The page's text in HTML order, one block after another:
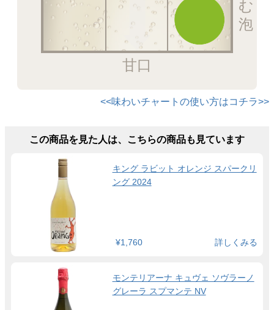
甘口
<<味わいチャートの使い方はコチラ>>
この商品を見た人は、こちらの商品も見ています
キング ラビット オレンジ スパークリ
ング 2024
¥1,760 詳しくみる
モンテリアーナ キュヴェ ソヴラーノ
グレーラ スプマンテ NV